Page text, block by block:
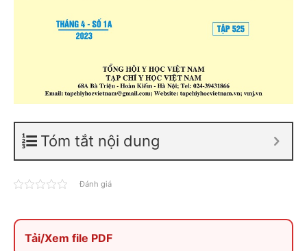
Tóm tắt nội dung
Đánh giá
Tải/Xem file PDF